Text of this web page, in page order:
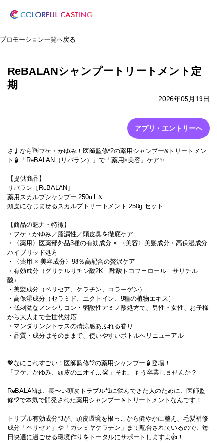
プロモーション一覧へ戻る
ReBALANシャンプートリートメント定
期
2026年05月19日
アプリ・エントリーへ
さよなら👋フケ・かゆみ！医師監修*2の薬用シャンプー&トリートメン
ト🧴「ReBALAN（リバラン）」で「薬用×美容」ケア✨
【提供商品】
リバラン［ReBALAN］
薬用スカルプシャンプー 250ml ＆
頭皮になじませるスカルプトリートメント 250g セット
【商品の魅力・特徴】
・フケ・かゆみ／脂漏性／頭皮臭を徹底ケア
・〈薬用〉医薬部外品3種の有効成分 × 〈美容〉美髪成分・高保湿成分
ハイブリッド処方
・〈薬用 × 美容成分〉98％高配合の贅沢ケア
・有効成分（グリチルリチン酸2K、酢酸トコフェロール、サリチル
酸）
・美髪成分（ペリセア、ケラチン、コラーゲン）
・高保湿成分（セラミド、エクトイン、9種の植物エキス）
・低刺激なノンシリコン・弱酸性アミノ酸処方で、男性・女性、お子様
から大人まで全世代対応
・マンダリンシトラスの清涼感あふれる香り
・品質・成分はそのままで、使いやすいボトルへリニューアル
💖なにこれすごい！医師監修*2の薬用シャンプー🧴登場！
「フケ、かゆみ、頭皮のニオイ…😭」それ、もう卒業しませんか？
ReBALANは、長〜い頭皮トラブル*1に悩んできた人のために、医師監
修*2で本気で開発された薬用シャンプー＆トリートメントなんです！
トリプル有効成分*3が、頭皮環境を根っこから健やかに整え、毛髪補修
成分「ペリセア」や「カシミヤケラチン」まで配合されているので、毎
日快適に過ごせる環境作りをトータルにサポートしますよ👍！